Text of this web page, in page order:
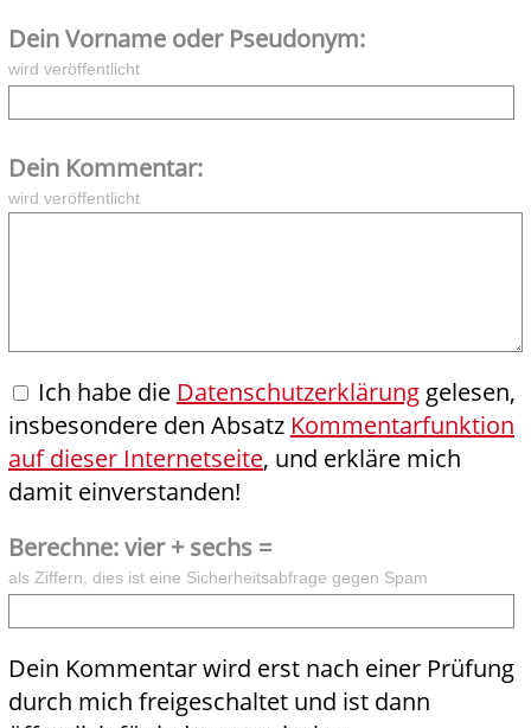
Dein Vorname oder Pseudonym:
wird veröffentlicht
Dein Kommentar:
wird veröffentlicht
Ich habe die Datenschutzerklärung gelesen,
insbesondere den Absatz Kommentarfunktion
auf dieser Internetseite, und erkläre mich
damit einverstanden!
Berechne: vier + sechs =
als Ziffern, dies ist eine Sicherheitsabfrage gegen Spam
Dein Kommentar wird erst nach einer Prüfung
durch mich freigeschaltet und ist dann